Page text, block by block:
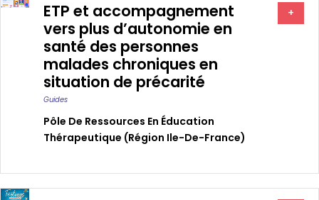
‎ETP et accompagnement
vers plus d’autonomie en
santé des personnes
malades chroniques en
situation de précarité
Guides
Pôle De Ressources En Éducation
Thérapeutique (région Ile-De-France)
+